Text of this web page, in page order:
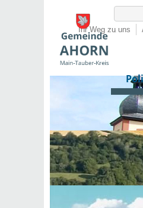
Ihr Weg zu uns